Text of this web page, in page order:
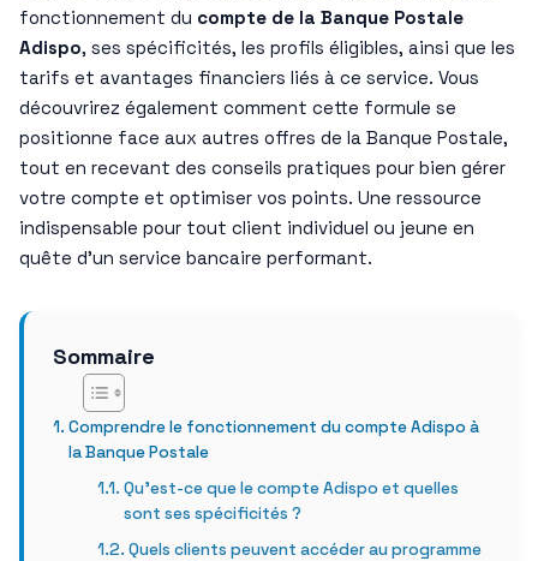
fonctionnement du compte de la Banque Postale
Adispo, ses spécificités, les profils éligibles, ainsi que les
tarifs et avantages financiers liés à ce service. Vous
découvrirez également comment cette formule se
positionne face aux autres offres de la Banque Postale,
tout en recevant des conseils pratiques pour bien gérer
votre compte et optimiser vos points. Une ressource
indispensable pour tout client individuel ou jeune en
quête d’un service bancaire performant.
Sommaire
Comprendre le fonctionnement du compte Adispo à
la Banque Postale
Qu’est-ce que le compte Adispo et quelles
sont ses spécificités ?
Quels clients peuvent accéder au programme